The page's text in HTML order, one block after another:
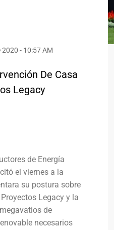
2020 - 10:57 AM
De Casa
Legacy
de Energía
el viernes a la
su postura sobre
Legacy y la
de
necesarios